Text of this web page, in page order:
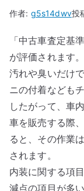
作者: g5s14dwv投
「中古車査定基
が評価されます。
汚れや臭いだけ
ニの付着なども
したがって、車
車を販売する際
ると、その作業
されます。
内装に関する項
減点の項目が多